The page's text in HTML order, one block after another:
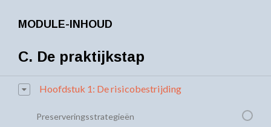
MODULE-INHOUD
C. De praktijkstap
Hoofdstuk 1: De risicobestrijding
Preserveringsstrategieën